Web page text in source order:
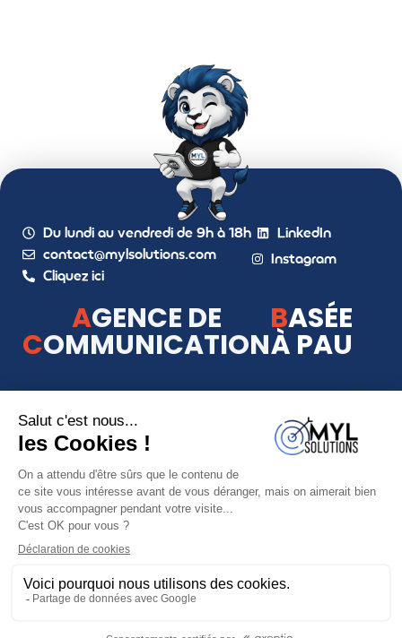
Du lundi au vendredi de 9h à 18h
contact@mylsolutions.com
Cliquez ici
LinkedIn
Instagram
AGENCE DE
COMMUNICATION
BASÉE
À PAU
Politique de confidentialité
Copyright ©2026 Tous droits réservés -